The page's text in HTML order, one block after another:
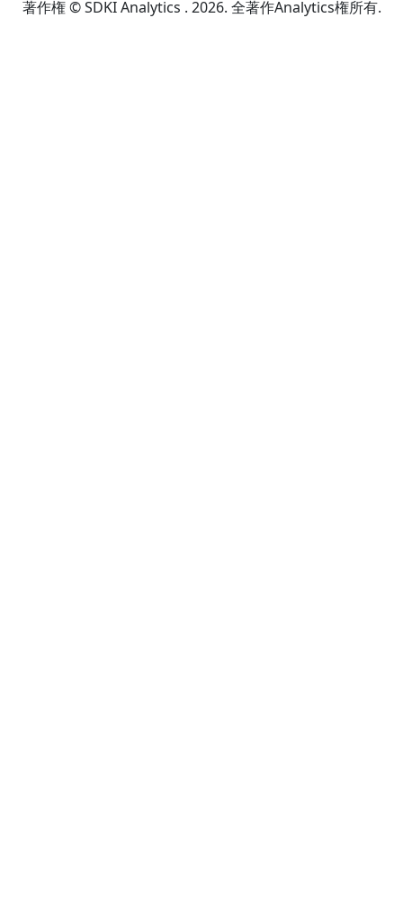
著作権 © SDKI Analytics . 2026. 全著作Analytics権所有.